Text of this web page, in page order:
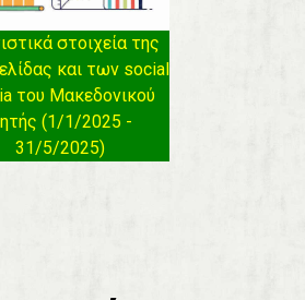
στοιχεία της
και των social
του Μακεδονικού
(1/1/2025 -
31/5/2025)